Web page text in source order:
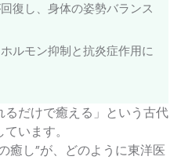
復し、身体の姿勢バランス
ルモン抑制と抗炎症作用に
だけで癒える」という古代
います。
癒し”が、どのように東洋医